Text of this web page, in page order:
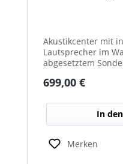
Akustikcenter mit
Lautsprecher im
abgesetztem
Absicherung von
Regulärer Preis:
699,00 €
In
Merken